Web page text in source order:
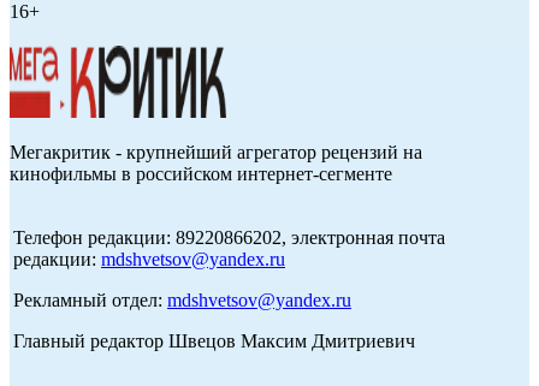
16+
Мегакритик - крупнейший агрегатор рецензий на
кинофильмы в российском интернет-сегменте
Телефон редакции: 89220866202, электронная почта
редакции: mdshvetsov@yandex.ru
Рекламный отдел: mdshvetsov@yandex.ru
Главный редактор Швецов Максим Дмитриевич